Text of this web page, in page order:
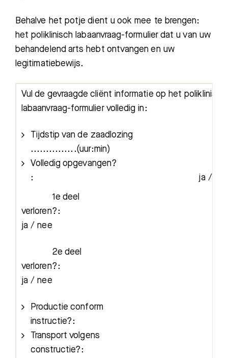
Behalve het potje dient u ook mee te brengen:
hetpoliklinisch labaanvraag-formulierdat u van uw
behandelend arts hebt ontvangen en uw
legitimatiebewijs.
Vul de gevraagde cliënt informatie op het poliklinisch
labaanvraag-formulier volledig in:
Tijdstip van de
...............(uur:min)
Volledig opgevangen?
: ja /
1e deel
ja / nee
2e deel
ja / nee
Productie conform
instructie?: ja /
Transport volgens
constructie?: ja